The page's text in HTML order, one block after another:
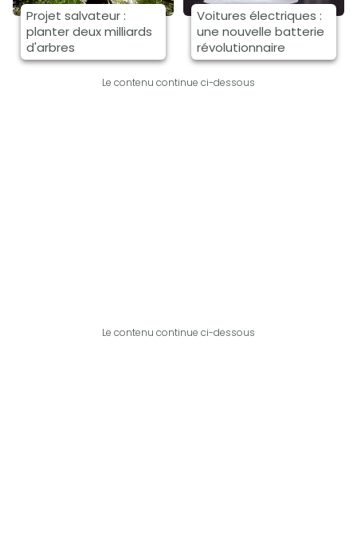
Projet salvateur :
planter deux milliards
d'arbres
Voitures électriques :
une nouvelle batterie
révolutionnaire
Le contenu continue ci-dessous
Le contenu continue ci-dessous